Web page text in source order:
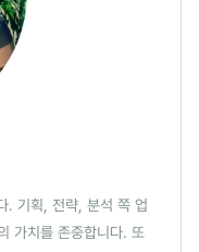
. 기획, 전략, 분석 쪽 업
가치를 존중합니다. 또